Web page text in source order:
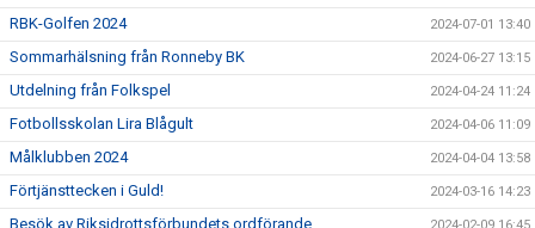
RBK-Golfen 2024 2024-07-01 13:40
Sommarhälsning från Ronneby BK 2024-06-27 13:15
Utdelning från Folkspel 2024-04-24 11:24
Fotbollsskolan Lira Blågult 2024-04-06 11:09
Målklubben 2024 2024-04-04 13:58
Förtjänsttecken i Guld! 2024-03-16 14:23
Besök av Riksidrottsförbundets ordförande